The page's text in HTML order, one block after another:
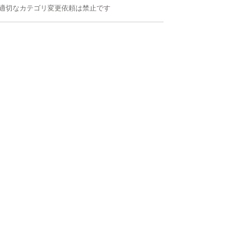
切なカテゴリ変更依頼は禁止です